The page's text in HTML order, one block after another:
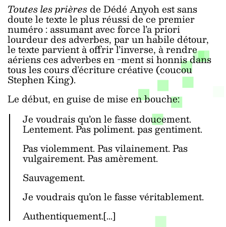
Toutes les prièresde Dédé Anyoh est sans
doute le texte le plus réussi de ce premier
numéro : assumant avec force l’a priori
lourdeur des adverbes, par un habile détour,
le texte parvient à offrir l’inverse, à rendre
aériens ces adverbes en -ment si honnis dans
tous les cours d’écriture créative (coucou
Stephen King).
Le début, en guise de mise en bouche:
Je voudrais qu’on le fasse doucement.
Lentement. Pas poliment. pas gentiment.
Pas violemment. Pas vilainement. Pas
vulgairement. Pas amèrement.
Sauvagement.
Je voudrais qu’on le fasse véritablement.
Authentiquement.[...]